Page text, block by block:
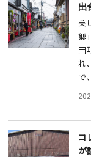
出
美
郷
田
れ
で
コ
が